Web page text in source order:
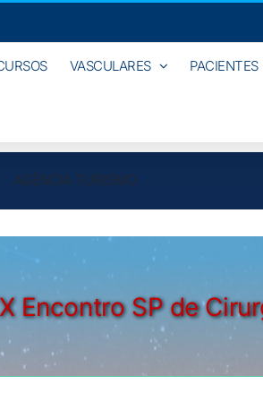
VASCULARES PACIENTES
AGÊNCIA TURISMO
Encontro SP de